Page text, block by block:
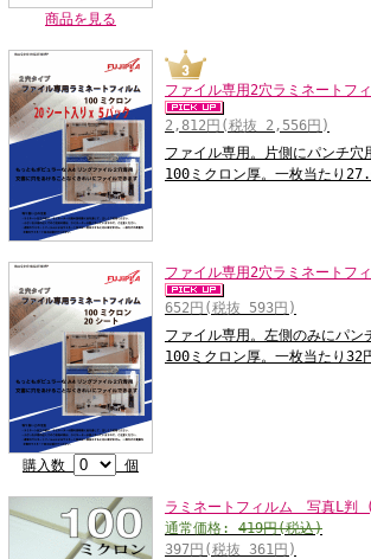
商品を見る
ファイル専用2穴ラミネート
2,812円(税抜 2,556円)
ファイル専用。片側にパンチ穴
100ミクロン厚。一枚当たり
購入数 個
ファイル専用2穴ラミネート
652円(税抜 593円)
ファイル専用。左側のみにパン
100ミクロン厚。一枚当たり32
ラミネートフィルム 写真L判
通常価格: 419円(税込)
397円(税抜 361円)